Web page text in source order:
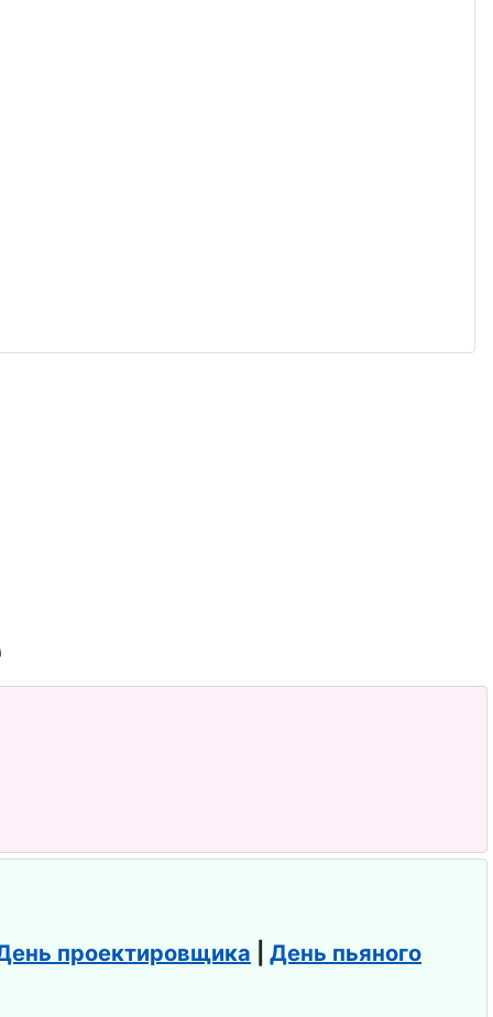
проектировщика
День пьяного